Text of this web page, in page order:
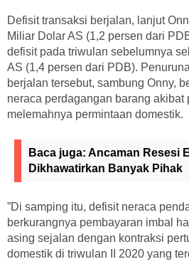
Defisit transaksi berjalan, lanjut
Miliar Dolar AS (1,2 persen dari
defisit pada triwulan sebelumnya
AS (1,4 persen dari PDB).
berjalan tersebut, sambung Onny,
neraca perdagangan barang akibat
melemahnya permintaan domestik.
Baca juga: Ancaman Resesi
Dikhawatirkan Banyak Pihak
”Di samping itu, defisit neraca
berkurangnya pembayaran imbal
asing sejalan dengan kontraksi
domestik di triwulan II 2020 yang